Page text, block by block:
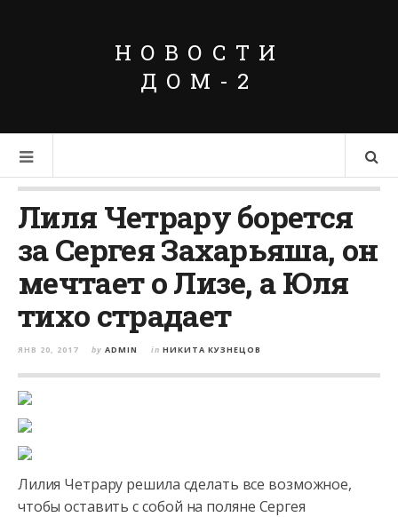
НОВОСТИ
ДОМ-2
Лиля Четрару борется
за Сергея Захарьяша, он
мечтает о Лизе, а Юля
тихо страдает
ЯНВ 20, 2017 by ADMIN in НИКИТА КУЗНЕЦОВ
Лилия Четрару решила сделать все возможное,
чтобы оставить с собой на поляне Сергея